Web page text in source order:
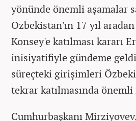
yönünde önemli aşamalar
Özbekistan'ın 17 yıl
Konsey'e katılması kararı
inisiyatifiyle gündeme
süreçteki girişimleri
tekrar katılmasında önemli
Cumhurbaşkanı